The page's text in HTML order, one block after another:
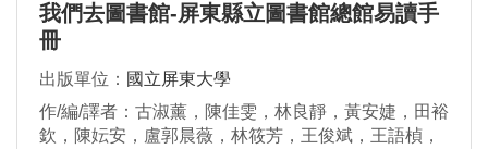
我們去圖書館-屏東縣立圖書館總館易讀手
冊
出版單位： 國立屏東大學
作/編/譯者：古淑薰，陳佳雯，林良靜，黃安婕，田裕
欽，陳妘安，盧郭晨薇，林筱芳，王俊斌，王語楨，